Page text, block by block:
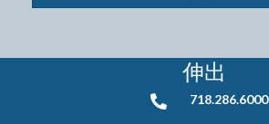
伸出
718.286.6000718.286.6000